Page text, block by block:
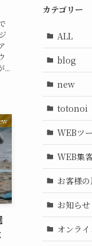
...
カテゴリー
ALL
blog
new
totonoi
WEBツ
WEB集
お客様
お知らせ
オンラ